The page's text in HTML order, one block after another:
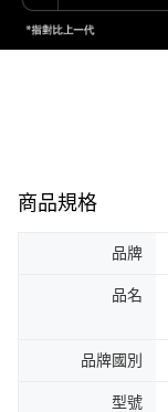
商品規格
品牌
品名
品牌國別
型號